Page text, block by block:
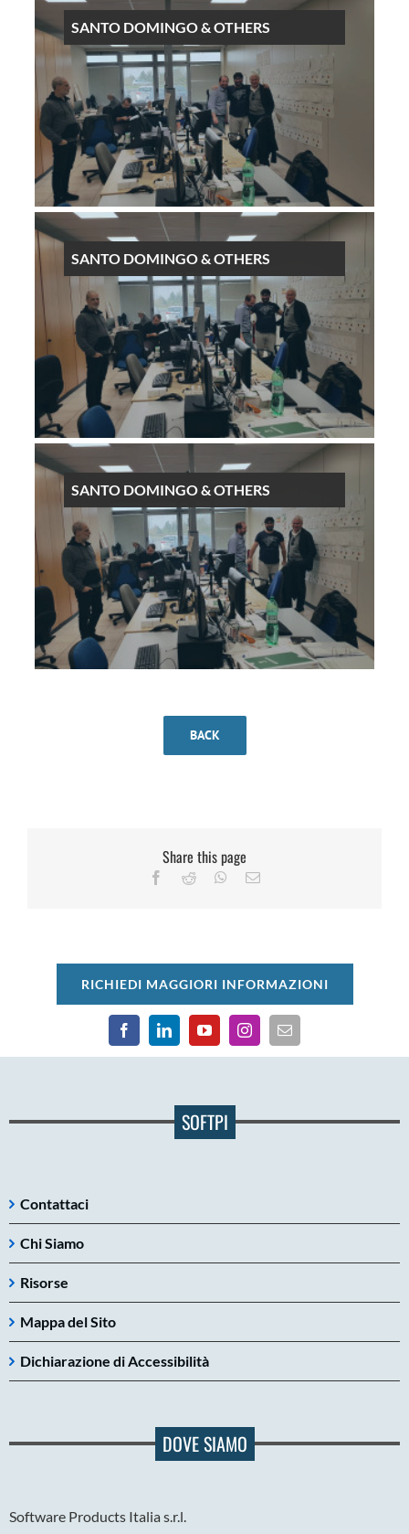
SANTO DOMINGO & OTHERS
SANTO DOMINGO & OTHERS
SANTO DOMINGO & OTHERS
BACK
Share this page
RICHIEDI MAGGIORI INFORMAZIONI
SOFTPI
Contattaci
Chi Siamo
Risorse
Mappa del Sito
Dichiarazione di Accessibilità
DOVE SIAMO
Software Products Italia s.r.l.